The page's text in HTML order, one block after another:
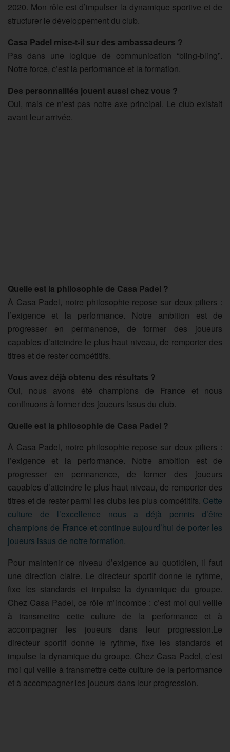
2020. Mon rôle est d’impulser la dynamique sportive et de
structurer le développement du club.
Casa Padel mise-t-il sur des ambassadeurs ?
Pas dans une logique de communication “bling-bling”.
Notre force, c’est la performance et la formation.
Des personnalités jouent aussi chez vous ?
Oui, mais ce n’est pas notre axe principal. Le club existait
avant leur arrivée.
Quelle est la philosophie de Casa Padel ?
À Casa Padel, notre philosophie repose sur deux piliers :
l’exigence et la performance. Notre ambition est de
progresser en permanence, de former des joueurs
capables d’atteindre le plus haut niveau, de remporter des
titres et de rester compétitifs.
Vous avez déjà obtenu des résultats ?
Oui, nous avons été champions de France et nous
continuons à former des joueurs issus du club.
Quelle est la philosophie de Casa Padel ?
À Casa Padel, notre philosophie repose sur deux piliers :
l’exigence et la performance. Notre ambition est de
progresser en permanence, de former des joueurs
capables d’atteindre le plus haut niveau, de remporter des
titres et de rester parmi les clubs les plus compétitifs. Cette
culture de l’excellence nous a déjà permis d’être
champions de France et continue aujourd’hui de porter les
joueurs issus de notre formation.
Pour maintenir ce niveau d’exigence au quotidien, il faut
une direction claire. Le directeur sportif donne le rythme,
fixe les standards et impulse la dynamique du groupe.
Chez Casa Padel, ce rôle m’incombe : c’est moi qui veille
à transmettre cette culture de la performance et à
accompagner les joueurs dans leur progression.Le
directeur sportif donne le rythme, fixe les standards et
impulse la dynamique du groupe. Chez Casa Padel, c’est
moi qui veille à transmettre cette culture de la performance
et à accompagner les joueurs dans leur progression.